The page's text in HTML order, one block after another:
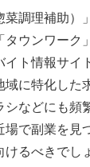
菜調理補助）
ウンワーク
イト情報サイ
域に特化した
などにも頻
で副業を見
るべきでし